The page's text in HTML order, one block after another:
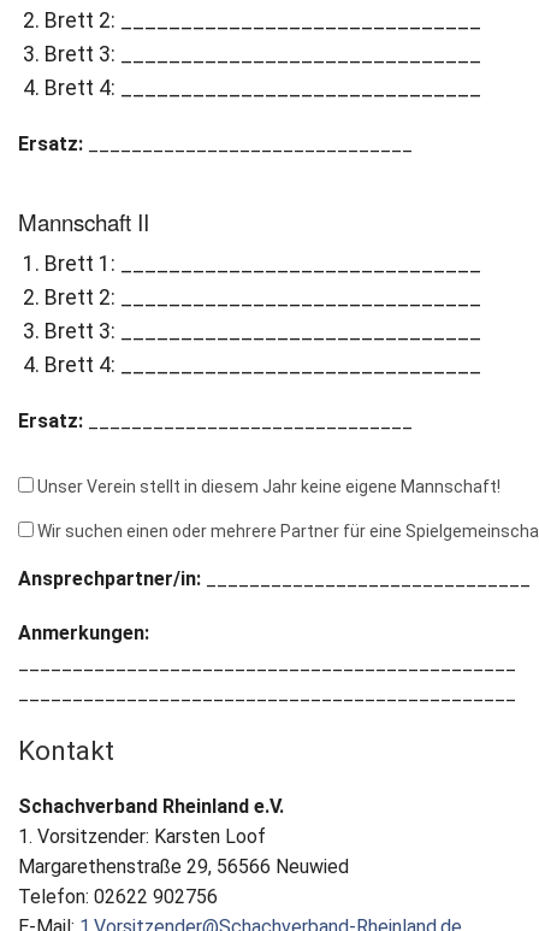
Brett 2: ______________________________
Brett 3: ______________________________
Brett 4: ______________________________
Ersatz:
Mannschaft II
Brett 1: ______________________________
Brett 2: ______________________________
Brett 3: ______________________________
Brett 4: ______________________________
Ersatz:
Unser Verein stellt in diesem Jahr keine eigene Mannschaft!
Wir suchen einen oder mehrere Partner für eine
Ansprechpartner/in:
Anmerkungen:
Kontakt
Schachverband Rheinland e.V.
1. Vorsitzender: Karsten Loof
Margarethenstraße 29, 56566 Neuwied
Telefon: 02622 902756